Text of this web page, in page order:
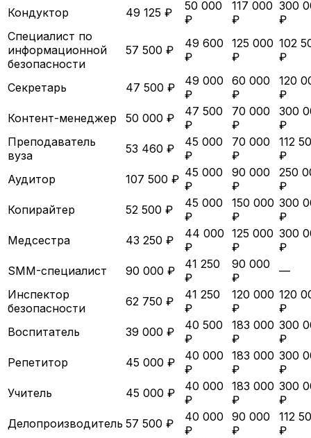
Кондуктор 49 125 ₽
50 000
₽
117 000
₽
300
₽
Специалист по
информационной
безопасности
57 500 ₽
49 600
₽
125 000
₽
102
₽
Секретарь 47 500 ₽
49 000
₽
60 000
₽
120
₽
Контент-менеджер
50 000 ₽
47 500
₽
70 000
₽
300
₽
Преподаватель
вуза
53 460 ₽
45 000
₽
70 000
₽
112
₽
Аудитор
107 500 ₽ 45 000
₽
90 000
₽
250
₽
Копирайтер
52 500 ₽
45 000
₽
150 000
₽
300
₽
Медсестра
43 250 ₽
44 000
₽
125 000
₽
300
₽
SMM-специалист
90 000 ₽
41 250
₽
90 000
₽
—
Инспектор
безопасности
62 750 ₽
41 250
₽
120 000
₽
120
₽
Воспитатель
39 000 ₽
40 500
₽
183 000
₽
300
₽
Репетитор
45 000 ₽
40 000
₽
183 000
₽
300
₽
Учитель
45 000 ₽
40 000
₽
183 000
₽
300
₽
Делопроизводитель 57 500 ₽
40 000
₽
90 000
₽
112
₽